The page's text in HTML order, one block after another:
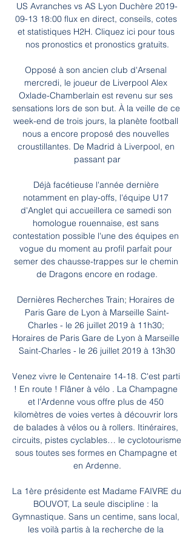
US Avranches vs AS Lyon Duchère 2019-
09-13 18:00 flux en direct, conseils, cotes
et statistiques H2H. Cliquez ici pour tous
nos pronostics et pronostics gratuits.
Opposé à son ancien club d'Arsenal
mercredi, le joueur de Liverpool Alex
Oxlade-Chamberlain est revenu sur ses
sensations lors de son but. À la veille de ce
week-end de trois jours, la planète football
nous a encore proposé des nouvelles
croustillantes. De Madrid à Liverpool, en
passant par
Déjà facétieuse l'année dernière
notamment en play-offs, l'équipe U17
d'Anglet qui accueillera ce samedi son
homologue rouennaise, est sans
contestation possible l'une des équipes en
vogue du moment au profil parfait pour
semer des chausse-trappes sur le chemin
de Dragons encore en rodage.
Dernières Recherches Train; Horaires de
Paris Gare de Lyon à Marseille Saint-
Charles - le 26 juillet 2019 à 11h30;
Horaires de Paris Gare de Lyon à Marseille
Saint-Charles - le 26 juillet 2019 à 13h30
Venez vivre le Centenaire 14-18. C'est parti
! En route ! Flâner à vélo . La Champagne
et l'Ardenne vous offre plus de 450
kilomètres de voies vertes à découvrir lors
de balades à vélos ou à rollers. Itinéraires,
circuits, pistes cyclables… le cyclotourisme
sous toutes ses formes en Champagne et
en Ardenne.
La 1ère présidente est Madame FAIVRE du
BOUVOT, La seule discipline : la
Gymnastique. Sans un centime, sans local,
les voilà partis à la recherche de la